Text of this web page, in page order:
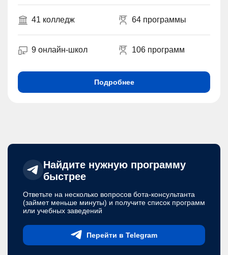
41 колледж 64 программы
9 онлайн-школ 106 программ
Подробнее
Найдите нужную программу
быстрее
Ответьте на несколько вопросов бота-консультанта
(займет меньше минуты) и получите список программ
или учебных заведений
Перейти в Telegram